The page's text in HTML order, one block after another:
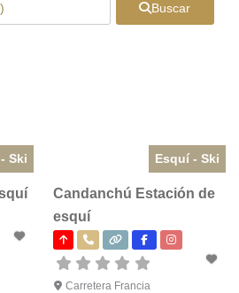
Buscar
Ski Esquí - Ski
Candanchú Estación de
esquí
Carretera Francia